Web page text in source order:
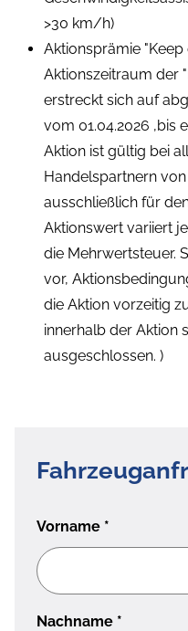
>30 km/h)
Aktionsprämie "Keep
Aktionszeitraum der
erstreckt sich auf
vom 01.04.2026 ,bis
Aktion ist gültig bei
Handelspartnern
ausschließlich für
Aktionswert variiert
die Mehrwertsteuer.
vor,
die Aktion vorzeitig
innerhalb der Aktion
ausgeschlossen. )
Vorname *
Nachname *